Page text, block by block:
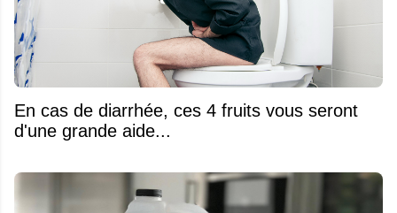
En cas de diarrhée, ces 4 fruits vous seront
d'une grande aide...